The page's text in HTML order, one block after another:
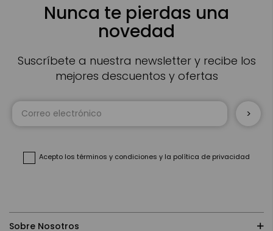
Nunca te pierdas una
novedad
Suscríbete a nuestra newsletter y recibe los
mejores descuentos y ofertas
Inscríbase
Acepto los términos y condiciones y la política de privacidad
Sobre Nosotros